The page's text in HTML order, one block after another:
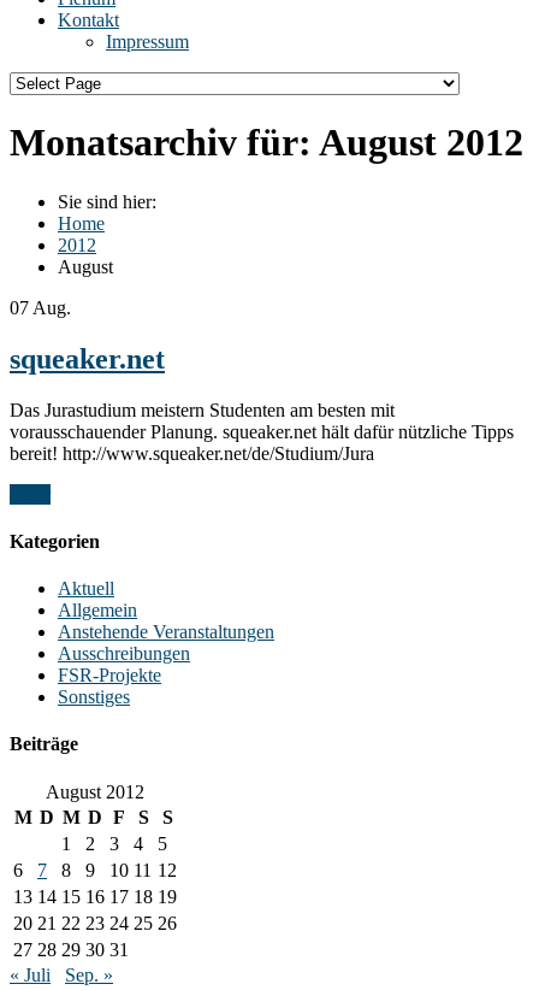
Kontakt
Impressum
Monatsarchiv für: August 2012
Sie sind hier:
Home
2012
August
07 Aug.
squeaker.net
Das Jurastudium meistern Studenten am besten mit
vorausschauender Planung. squeaker.net hält dafür nützliche Tipps
bereit! http://www.squeaker.net/de/Studium/Jura
Kategorien
Aktuell
Allgemein
Anstehende Veranstaltungen
Ausschreibungen
FSR-Projekte
Sonstiges
Beiträge
August 2012
M D M D F S
S
1
2 3 4
5
6
7 8 9 10 11 12
13 14 15 16 17 18 19
20 21 22 23 24 25 26
27 28 29 30 31
« Juli
Sep. »